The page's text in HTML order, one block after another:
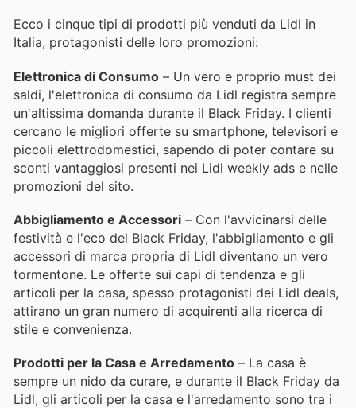
Ecco i cinque tipi di prodotti più venduti da Lidl in
Italia, protagonisti delle loro promozioni:
Elettronica di Consumo – Un vero e proprio must dei
saldi, l'elettronica di consumo da Lidl registra sempre
un'altissima domanda durante il Black Friday. I clienti
cercano le migliori offerte su smartphone, televisori e
piccoli elettrodomestici, sapendo di poter contare su
sconti vantaggiosi presenti nei Lidl weekly ads e nelle
promozioni del sito.
Abbigliamento e Accessori – Con l'avvicinarsi delle
festività e l'eco del Black Friday, l'abbigliamento e gli
accessori di marca propria di Lidl diventano un vero
tormentone. Le offerte sui capi di tendenza e gli
articoli per la casa, spesso protagonisti dei Lidl deals,
attirano un gran numero di acquirenti alla ricerca di
stile e convenienza.
Prodotti per la Casa e Arredamento – La casa è
sempre un nido da curare, e durante il Black Friday da
Lidl, gli articoli per la casa e l'arredamento sono tra i